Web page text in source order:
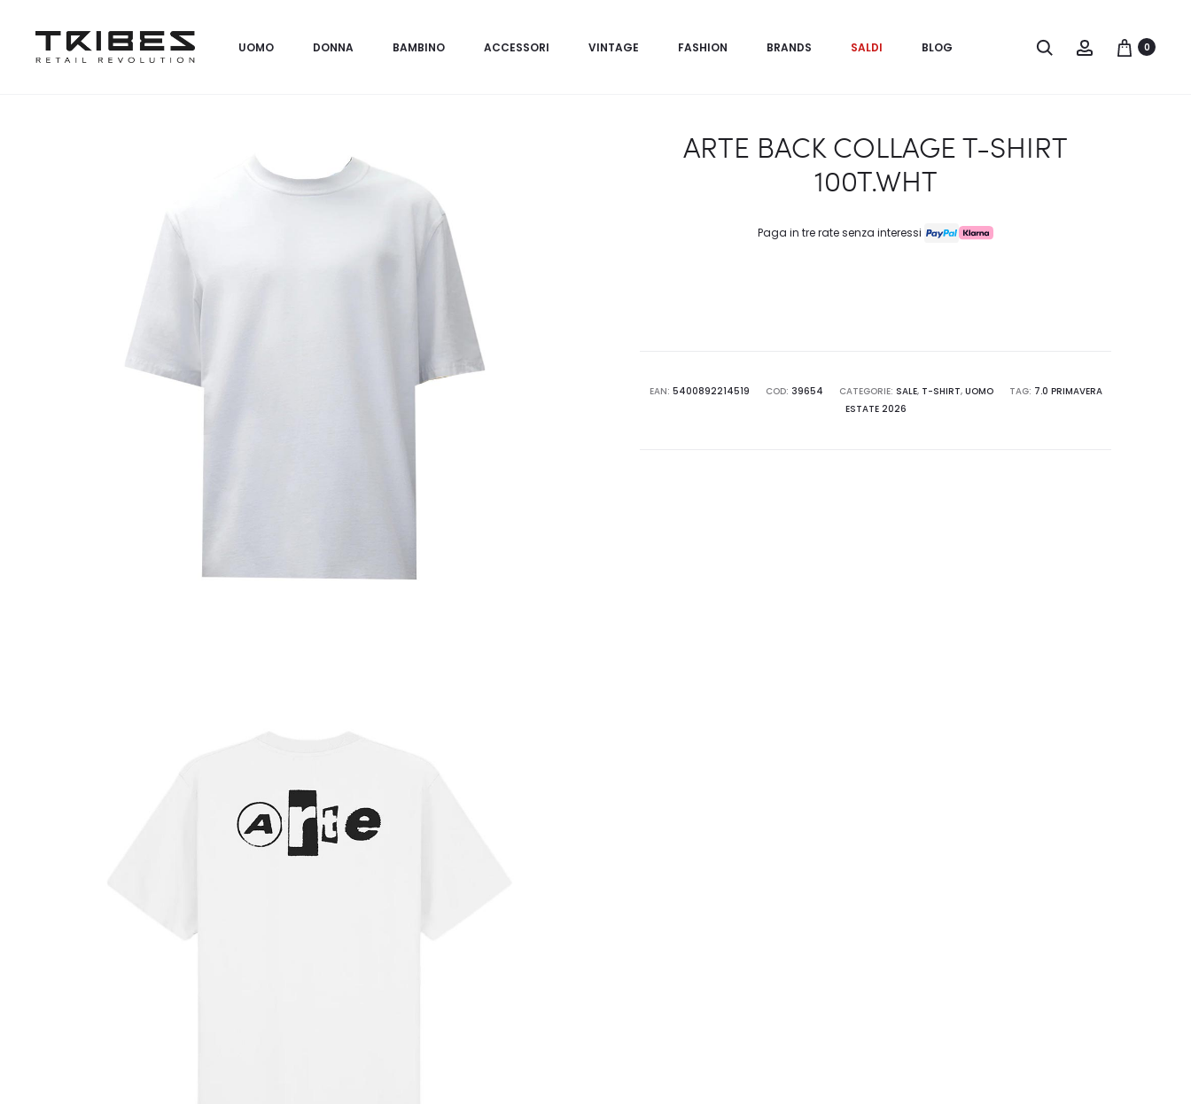
UOMO DONNA BAMBINO ACCESSORI VINTAGE FASHION BRANDS SALDI BLOG Search Account0
ARTE BACK COLLAGE T-SHIRT
100T.WHT
Paga in tre rate senza interessi
EAN: 5400892214519 COD: 39654 CATEGORIE: SALE, T-SHIRT, UOMO TAG: 7.0 PRIMAVERA
ESTATE 2026